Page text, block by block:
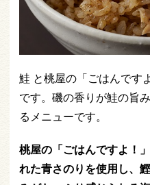
鮭 と桃屋の「ごはんです
です。磯の香りが鮭の旨
るメニューです。
桃屋の「ごはんですよ！
れた青さのりを使用し、